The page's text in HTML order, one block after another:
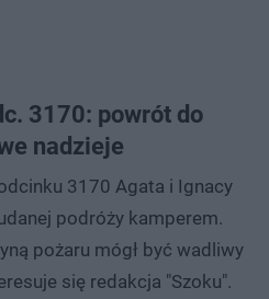
3170: powrót do
nadzieje
3170 Agata i Ignacy
podróży kamperem.
pożaru mógł być wadliwy
się redakcja "Szoku".